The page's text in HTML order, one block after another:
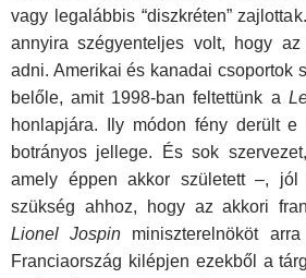
vagy legalábbis “diszkréten”
annyira szégyenteljes volt, hogy
adni. Amerikai és kanadai csoportok
belőle, amit 1998-ban feltettünk a
honlapjára. Ily módon fény derült e
botrányos jellege. És sok
amely éppen akkor született –, jól
szükség ahhoz, hogy az akkori
Lionel Jospin miniszterelnököt
Franciaország kilépjen ezekből a